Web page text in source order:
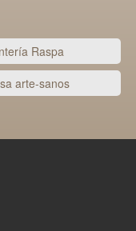
Raspa
arte-sanos